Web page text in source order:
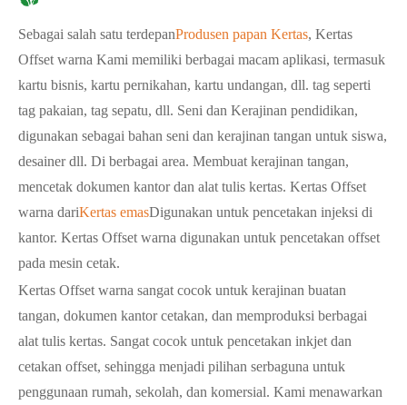
Sebagai salah satu terdepanProdusen papan Kertas, Kertas
Offset warna Kami memiliki berbagai macam aplikasi, termasuk
kartu bisnis, kartu pernikahan, kartu undangan, dll. tag seperti
tag pakaian, tag sepatu, dll. Seni dan Kerajinan pendidikan,
digunakan sebagai bahan seni dan kerajinan tangan untuk siswa,
desainer dll. Di berbagai area. Membuat kerajinan tangan,
mencetak dokumen kantor dan alat tulis kertas. Kertas Offset
warna dariKertas emasDigunakan untuk pencetakan injeksi di
kantor. Kertas Offset warna digunakan untuk pencetakan offset
pada mesin cetak.
Kertas Offset warna sangat cocok untuk kerajinan buatan
tangan, dokumen kantor cetakan, dan memproduksi berbagai
alat tulis kertas. Sangat cocok untuk pencetakan inkjet dan
cetakan offset, sehingga menjadi pilihan serbaguna untuk
penggunaan rumah, sekolah, dan komersial. Kami menawarkan